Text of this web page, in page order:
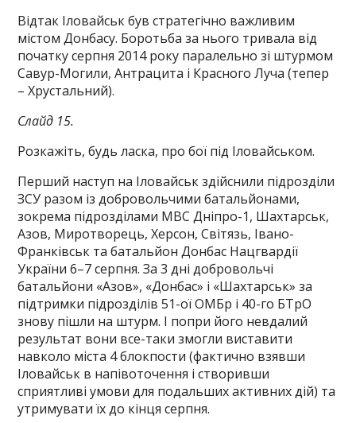
Відтак Іловайськ був стратегічно важливим
містом Донбасу. Боротьба за нього тривала від
початку серпня 2014 року паралельно зі штурмом
Савур-Могили, Антрацита і Красного Луча (тепер
– Хрустальний).
Слайд 15.
Розкажіть, будь ласка, про бої під Іловайськом.
Перший наступ на Іловайськ здійснили підрозділи
ЗСУ разом із добровольчими батальйонами,
зокрема підрозділами МВС Дніпро-1, Шахтарськ,
Азов, Миротворець, Херсон, Світязь, Івано-
Франківськ та батальйон Донбас Нацгвардії
України 6–7 серпня. За 3 дні добровольчі
батальйони «Азов», «Донбас» і «Шахтарськ» за
підтримки підрозділів 51-ої ОМБр і 40-го БТрО
знову пішли на штурм. І попри його невдалий
результат вони все-таки змогли виставити
навколо міста 4 блокпости (фактично взявши
Іловайськ в напівоточення і створивши
сприятливі умови для подальших активних дій) та
утримувати їх до кінця серпня.